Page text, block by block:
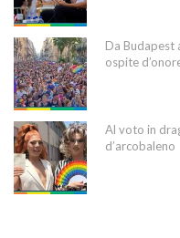
Da Budapest
ospite
Al voto in
d’arcobaleno